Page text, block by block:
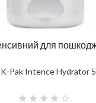
для
K-Pak Intence Hydrator